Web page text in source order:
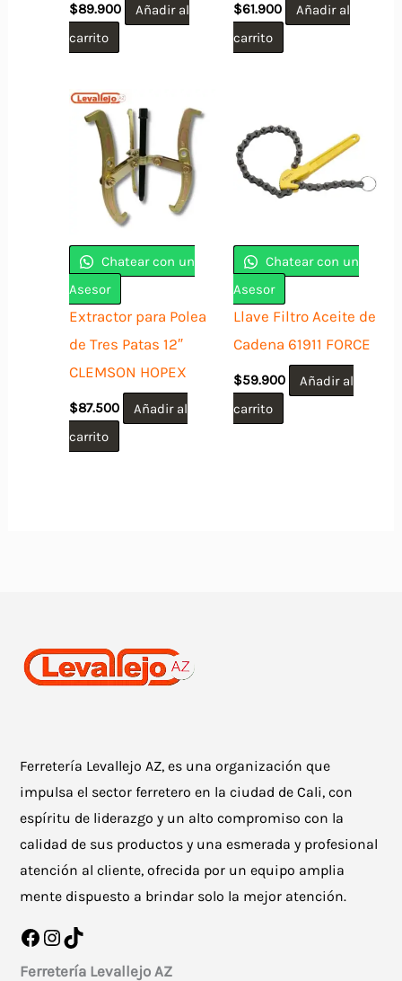
$89.900
Añadir al
carrito
$61.900
Añadir al
carrito
Chatear con un
Asesor
Extractor para Polea
de Tres Patas 12″
CLEMSON HOPEX
$87.500
Añadir al
carrito
Chatear con un
Asesor
Llave Filtro Aceite de
Cadena 61911 FORCE
$59.900
Añadir al
carrito
Ferretería Levallejo AZ, es una organización que
impulsa el sector ferretero en la ciudad de Cali, con
espíritu de liderazgo y un alto compromiso con la
calidad de sus productos y una esmerada y profesional
atención al cliente, ofrecida por un equipo amplia
mente dispuesto a brindar solo la mejor atención.
Facebook
Instagram
TikTok
Ferretería Levallejo AZ